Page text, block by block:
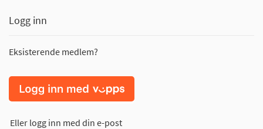
Logg inn
Eksisterende medlem?
Eller logg inn med din e-post